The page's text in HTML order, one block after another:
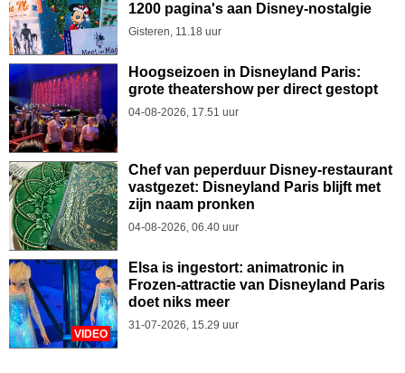
1200 pagina's aan Disney-nostalgie
Gisteren, 11.18 uur
Hoogseizoen in Disneyland Paris:
grote theatershow per direct gestopt
04-08-2026, 17.51 uur
Chef van peperduur Disney-restaurant
vastgezet: Disneyland Paris blijft met
zijn naam pronken
04-08-2026, 06.40 uur
VIDEO
Elsa is ingestort: animatronic in
Frozen-attractie van Disneyland Paris
doet niks meer
31-07-2026, 15.29 uur